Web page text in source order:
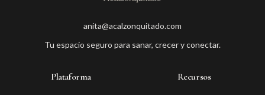
anita@acalzonquitado.com
Tu espacio seguro para sanar, crecer y conectar.
Plataforma Recursos